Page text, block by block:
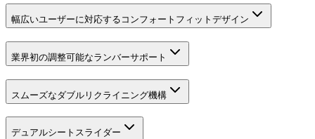
幅広いユーザーに対応するコンフォートフィットデザイン
業界初の調整可能なランバーサポート
スムーズなダブルリクライニング機構
デュアルシートスライダー